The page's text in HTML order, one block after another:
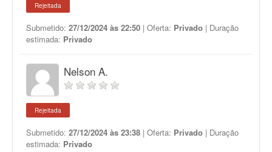
Rejeitada
Submetido: 27/12/2024 às 22:50 | Oferta: Privado | Duração
estimada: Privado
Nelson A.
Rejeitada
Submetido: 27/12/2024 às 23:38 | Oferta: Privado | Duração
estimada: Privado